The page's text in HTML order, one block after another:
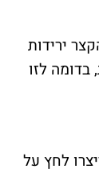
ירידות
בדומה לזו
לחץ על